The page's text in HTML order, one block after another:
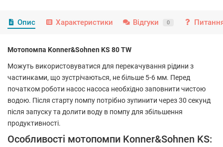
Опис Характеристики Відгуки 0
Мотопомпа Konner&Sohnen KS 80 TW
Можуть використовуватися для перекачування рідини з
частинками, що зустрічаються, не більше 5-6 мм. Перед
початком роботи насос насоса необхідно заповнити чистою
водою. Після старту помпу потрібно зупинити через 30 секунд
після запуску та долити воду в помпу для збільшення
продуктивності.
Особливості мотопомпи Konner&Sohnen KS: